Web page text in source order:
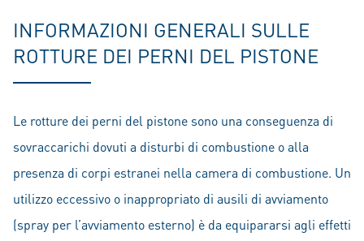
INFORMAZIONI GENERALI SULLE
ROTTURE DEI PERNI DEL PISTONE
Le rotture dei perni del pistone sono una conseguenza di
sovraccarichi dovuti a disturbi di combustione o alla
presenza di corpi estranei nella camera di combustione. Un
utilizzo eccessivo o inappropriato di ausili di avviamento
(spray per l’avviamento esterno) è da equipararsi agli effetti